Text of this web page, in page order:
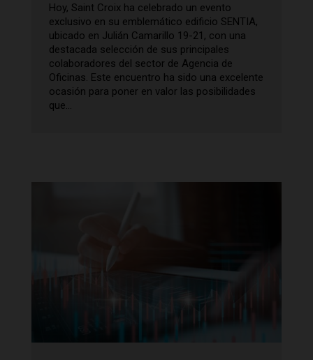
Hoy, Saint Croix ha celebrado un evento
exclusivo en su emblemático edificio SENTIA,
ubicado en Julián Camarillo 19-21, con una
destacada selección de sus principales
colaboradores del sector de Agencia de
Oficinas. Este encuentro ha sido una excelente
ocasión para poner en valor las posibilidades
que...